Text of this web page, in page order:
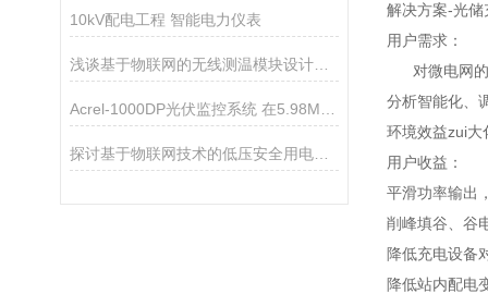
10kV配电工程 智能电力仪表
浅谈基于物联网的无线测温模块设计与应用
探讨基于物联网技术的低压安全用电监测系统研究及应用分析
解决方案-光储
用户需求：
对微电网的
分析智能化、
环境效益zui大
用户收益：
平滑功率输出
削峰填谷、谷
降低充电设备
降低站内配电